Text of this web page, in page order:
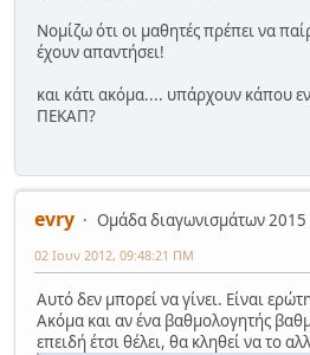
Νομίζω ότι οι μαθητές πρέπει να
έχουν απαντήσει!
και κάτι ακόμα.... υπάρχουν κάπου
ΠΕΚΑΠ?
evry
Ομάδα διαγωνισμάτων 2015
02 Ιουν 2012, 09:48:21 ΠΜ
Αυτό δεν μπορεί να γίνει. Είναι
Ακόμα και αν ένα βαθμολογητής
επειδή έτσι θέλει, θα κληθεί να το